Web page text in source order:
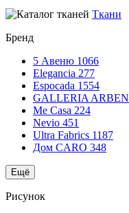
Ткани
Бренд
5 Авеню 1066
Elegancia 277
Espocada 1554
GALLERIA ARBEN
Me Casa 224
Nevio 451
Ultra Fabrics 1187
Дом CARO 348
Ещё
Рисунок